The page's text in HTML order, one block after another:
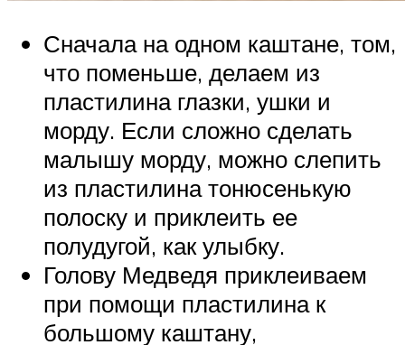
Сначала на одном каштане, том,
что поменьше, делаем из
пластилина глазки, ушки и
морду. Если сложно сделать
малышу морду, можно слепить
из пластилина тонюсенькую
полоску и приклеить ее
полудугой, как улыбку.
Голову Медведя приклеиваем
при помощи пластилина к
большому каштану,